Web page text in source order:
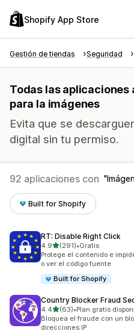
Shopify App Store
Gestión de tiendas Seguridad
Todas las
para la imágenes
Evita que se
digital sin tu permiso.
92 aplicaciones con
Built for Shopify
RT: Disable Right Click
4.9de 5 estrellas
(291)
291 reseñas en total
•Gratis
Protege el contenido e
o ver el código fuente
Built for Shopify
Country Blocker Fraud
4.4de 5 estrellas
(63)
63 reseñas en total
•Plan gratis
Bloquea el fraude con un
direcciones IP